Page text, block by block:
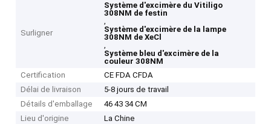
Surligner
Système d'excimère du Vitiligo
308NM de festin
,
Système d'excimère de la lampe
308NM de XeCl
,
Système bleu d'excimère de la
couleur 308NM
Certification
CE FDA CFDA
Délai de livraison
5-8 jours de travail
Détails d'emballage
46 43 34 CM
Lieu d'origine
La Chine